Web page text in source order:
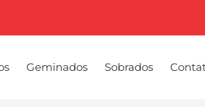
Geminados Sobrados